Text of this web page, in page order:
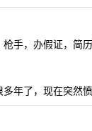
手，办假证，简
年了，现在突然愤